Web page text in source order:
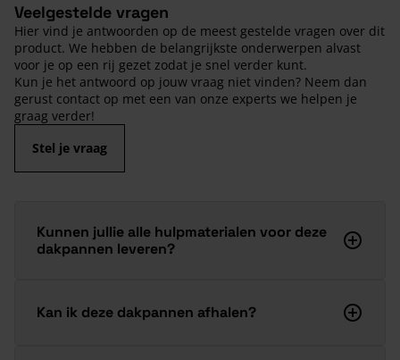
Veelgestelde vragen
Hier vind je antwoorden op de meest gestelde vragen over dit
product. We hebben de belangrijkste onderwerpen alvast
voor je op een rij gezet zodat je snel verder kunt.
Kun je het antwoord op jouw vraag niet vinden? Neem dan
gerust contact op met een van onze experts we helpen je
graag verder!
Stel je vraag
Kunnen jullie alle hulpmaterialen voor deze
dakpannen leveren?
Kan ik deze dakpannen afhalen?